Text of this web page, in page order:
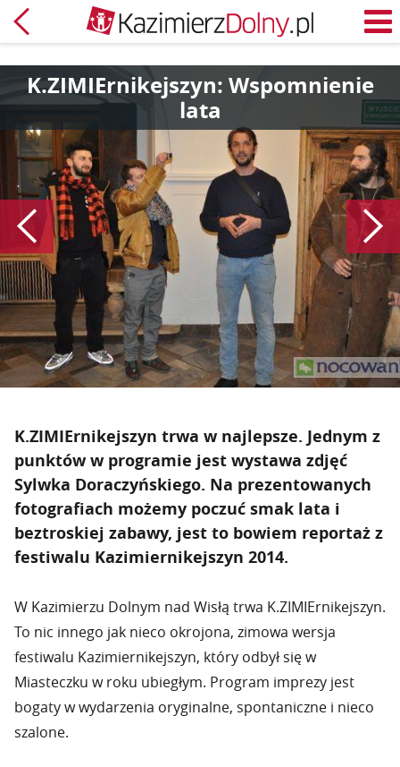
Powrót
K.ZIMIErnikejszyn: Wspomnienie
lata
Poprzedni
K.ZIMIErnikejszyn trwa w najlepsze. Jednym z
punktów w programie jest wystawa zdjęć
Sylwka Doraczyńskiego. Na prezentowanych
fotografiach możemy poczuć smak lata i
beztroskiej zabawy, jest to bowiem reportaż z
festiwalu Kazimiernikejszyn 2014.
W Kazimierzu Dolnym nad Wisłą trwa K.ZIMIErnikejszyn.
To nic innego jak nieco okrojona, zimowa wersja
festiwalu Kazimiernikejszyn, który odbył się w
Miasteczku w roku ubiegłym. Program imprezy jest
bogaty w wydarzenia oryginalne, spontaniczne i nieco
szalone.